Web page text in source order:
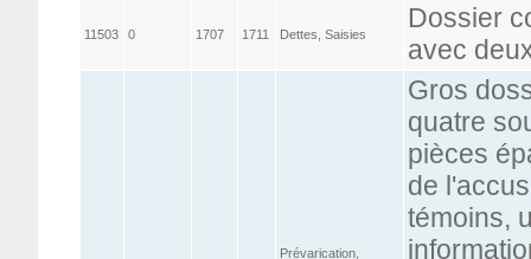
11503 0 1707 1711 Dettes, Saisies
Dossier
avec
Prévarication,
Gros
quatre
pièces
de
témoins,